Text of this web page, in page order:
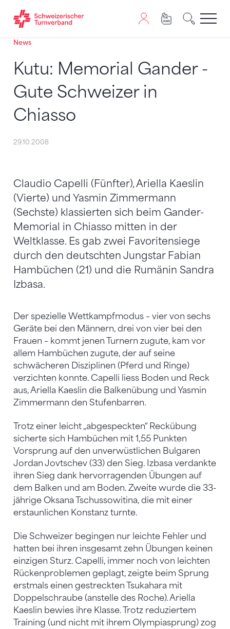
Zum Inhalt springen
Zur Sitemap navigieren
Zum Navigieren dieser Seite wird JavaScript benötigt.
News
Kutu: Memorial Gander -
Gute Schweizer in
Chiasso
29.10.2008
Claudio Capelli (Fünfter), Ariella Kaeslin
(Vierte) und Yasmin Zimmermann
(Sechste) klassierten sich beim Gander-
Memorial in Chiasso mitten in der
Weltklasse. Es gab zwei Favoritensiege
durch den deutschten Jungstar Fabian
Hambüchen (21) und die Rumänin Sandra
Izbasa.
Der spezielle Wettkampfmodus – vier von sechs
Geräte bei den Männern, drei von vier bei den
Frauen – kommt jenen Turnern zugute, kam vor
allem Hambüchen zugute, der auf seine
schwächeren Disziplinen (Pferd und Ringe)
verzichten konnte. Capelli liess Boden und Reck
aus, Ariella Kaeslin die Balkenübung und Yasmin
Zimmermann den Stufenbarren.
Trotz einer leicht „abgespeckten“ Reckübung
sicherte sich Hambüchen mit 1,55 Punkten
Vorsprung auf den unverwüstlichen Bulgaren
Jordan Jovtschev (33) den Sieg. Izbasa verdankte
ihren Sieg dank hervorragenden Übungen auf
dem Balken und am Boden. Zweite wurde die 33-
jährige Oksana Tschussowitina, die mit einer
erstaunlichen Konstanz turnte.
Die Schweizer begingen nur leichte Fehler und
hatten bei ihren insgesamt zehn Übungen keinen
einzigen Sturz. Capelli, immer noch von leichten
Rückenproblemen geplagt, zeigte beim Sprung
erstmals einen gestreckten Tsukahara mit
Doppelschraube (anstelle des Roche). Ariella
Kaeslin bewies ihre Klasse. Trotz reduziertem
Training (und nicht mit ihrem Olympiasprung) zog